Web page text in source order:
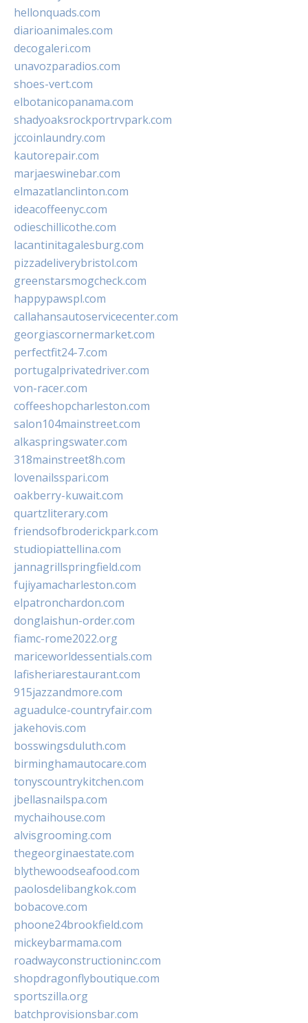
hellonquads.com
diarioanimales.com
decogaleri.com
unavozparadios.com
shoes-vert.com
elbotanicopanama.com
shadyoaksrockportrvpark.com
jccoinlaundry.com
kautorepair.com
marjaeswinebar.com
elmazatlanclinton.com
ideacoffeenyc.com
odieschillicothe.com
lacantinitagalesburg.com
pizzadeliverybristol.com
greenstarsmogcheck.com
happypawspl.com
callahansautoservicecenter.com
georgiascornermarket.com
perfectfit24-7.com
portugalprivatedriver.com
von-racer.com
coffeeshopcharleston.com
salon104mainstreet.com
alkaspringswater.com
318mainstreet8h.com
lovenailsspari.com
oakberry-kuwait.com
quartzliterary.com
friendsofbroderickpark.com
studiopiattellina.com
jannagrillspringfield.com
fujiyamacharleston.com
elpatronchardon.com
donglaishun-order.com
fiamc-rome2022.org
mariceworldessentials.com
lafisheriarestaurant.com
915jazzandmore.com
aguadulce-countryfair.com
jakehovis.com
bosswingsduluth.com
birminghamautocare.com
tonyscountrykitchen.com
jbellasnailspa.com
mychaihouse.com
alvisgrooming.com
thegeorginaestate.com
blythewoodseafood.com
paolosdelibangkok.com
bobacove.com
phoone24brookfield.com
mickeybarmama.com
roadwayconstructioninc.com
shopdragonflyboutique.com
sportszilla.org
batchprovisionsbar.com